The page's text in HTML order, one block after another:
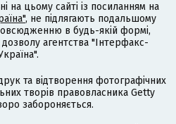
на цьому сайті із посиланням на
, не підлягають подальшому
в будь-якій формі,
агентства "Інтерфакс-
та відтворення фотографічних
творів правовласника Getty
забороняється.